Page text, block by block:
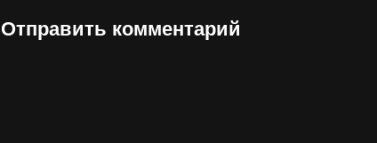
Отправить комментарий